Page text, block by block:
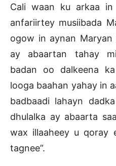
Cali waan ku arkaa
anfariirtey musiibada
ogow in aynan
ay abaartan tahay
badan oo dalkeena
looga baahan yahay in
badbaadi lahayn
dhulalka ay abaarta
wax illaaheey u qoray
tagnee”.